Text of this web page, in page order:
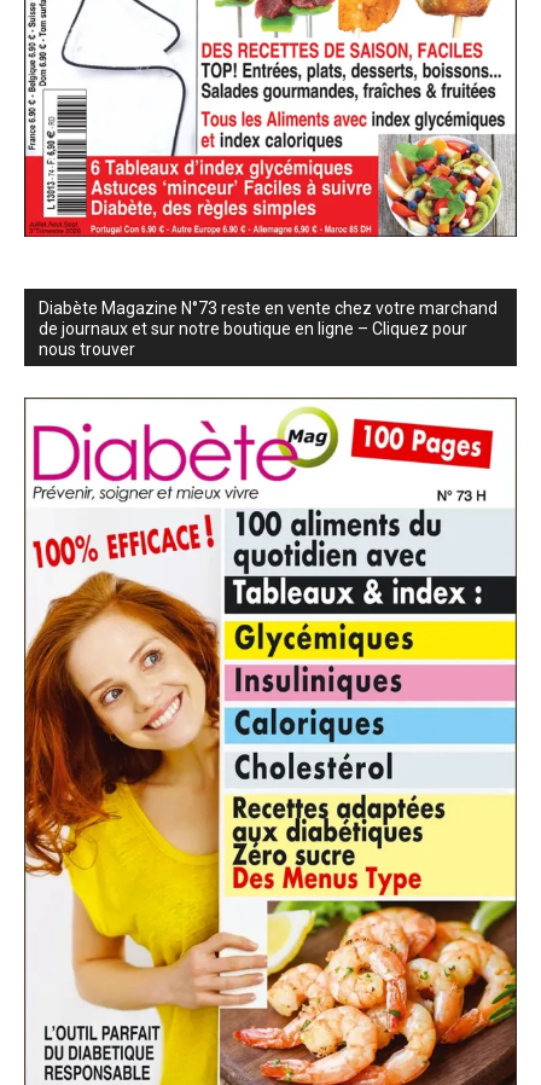
Diabète Magazine N°73 reste en vente chez votre marchand
de journaux et sur notre boutique en ligne – Cliquez pour
nous trouver